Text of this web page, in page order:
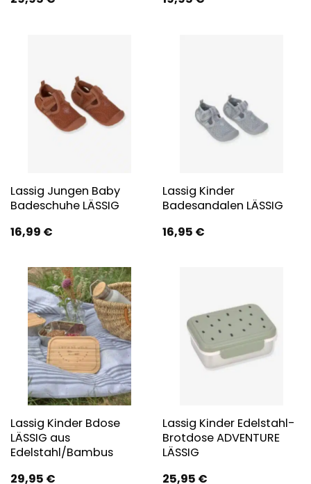
Lassig Jungen Baby
Badeschuhe LÄSSIG
16,99 €
Lassig Kinder
Badesandalen LÄSSIG
16,95 €
Lassig Kinder Bdose
LÄSSIG aus
Edelstahl/Bambus
29,95 €
Lassig Kinder Edelstahl-
Brotdose ADVENTURE
LÄSSIG
25,95 €